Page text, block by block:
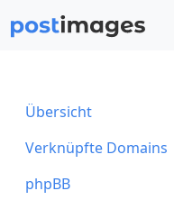
Übersicht
Verknüpfte Domains
phpBB